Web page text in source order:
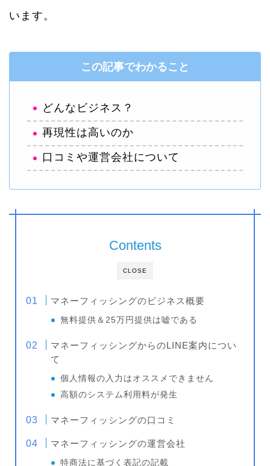
います。
この記事でわかること
どんなビジネス？
再現性は高いのか
口コミや運営会社について
CLOSE
Contents
マネーフィッシングのビジネス概要
無料提供＆25万円提供は嘘である
マネーフィッシングからのLINE案内につい
て
個人情報の入力はオススメできません
高額のシステム利用料が発生
マネーフィッシングの口コミ
マネーフィッシングの運営会社
特商法に基づく表記の記載